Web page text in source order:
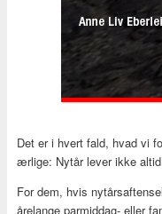
Det er i hvert fald, hvad vi
ærlige: Nytår lever ikke
For dem, hvis
årelange parmiddag- eller